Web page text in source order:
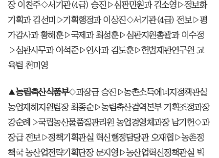
장 이찬주◇서기관(4급) 승진▷심판민원과 김소영▷정보화
기획과 김선미▷기획행정과 이상진◇서기관(4급) 전보▷평
가감사과 황해훈▷국제과 최성훈▷심판지원총괄과 이수정
▷심판사무과 이석준▷인사과 김도훈▷헌법재판연구원 교
육팀 천미영
▲농림축산식품부◇과장급 승진▷농촌소득에너지정책관실
농업재해지원팀장 최종순▷농림축산검역본부 기획조정과장
강순례▷국립농산물품질관리원 농업경영체과장 남기헌◇과
장급 전보▷정책기획관실 혁신행정담당관 오재협▷농촌정
책국 농산업전략기획단장 문지영▷농산업혁신정책관실 빅